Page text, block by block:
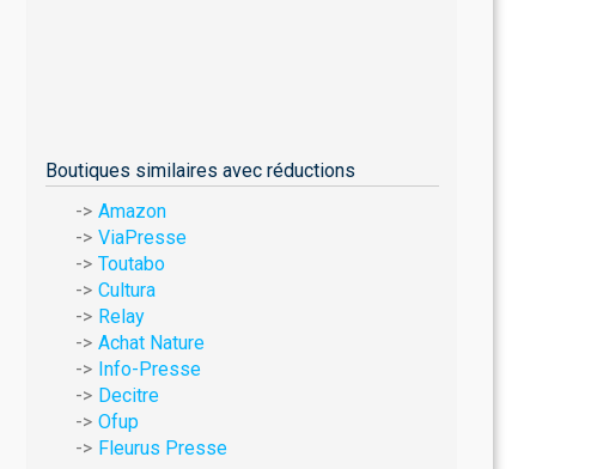
Boutiques similaires avec réductions
Amazon
ViaPresse
Toutabo
Cultura
Relay
Achat Nature
Info-Presse
Decitre
Ofup
Fleurus Presse